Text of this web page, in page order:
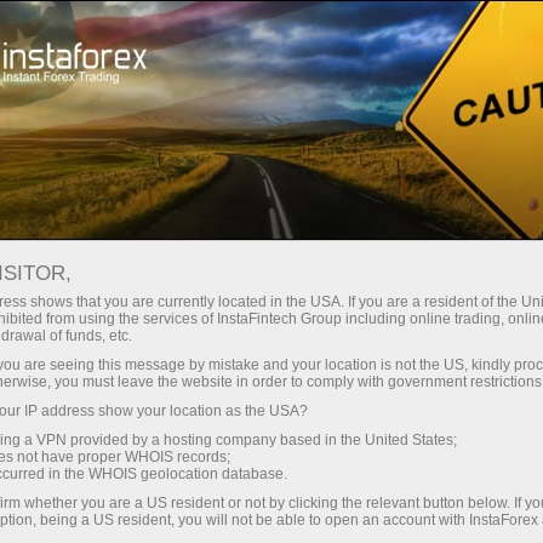
InstaForex के साथ आपको वास्तविक
लीवरेज, मार्केट में बेहतरीन स्प्रेड्स और
कमीशन, और स्टॉक्स व इंडेक्स ट्रेडिंग के लिए
फायदेमंद शर्तें।
छोटे
हर डिपॉजिट पर
30% बोनस
ट्रेडिंग में
और हाईवे पर गति
shows that you are currently located in the USA. If you are a resident of the
from using the services of InstaFintech Group including online trading,
of funds, etc.
are seeing this message by mistake and your location is not the US, kindly
you must leave the website in order to comply with government
IP address show your location as the USA?
a VPN provided by a hosting company based in the United States;
not have proper WHOIS records;
in the WHOIS geolocation database.
whether you are a US resident or not by clicking the relevant button below. If
being a US resident, you will not be able to open an account with InstaForex